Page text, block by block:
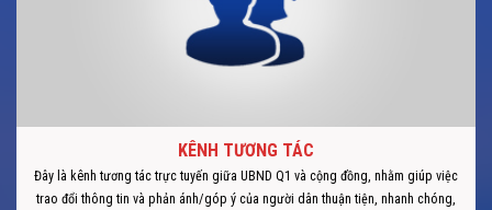
KÊNH TƯƠNG TÁC
Đây là kênh tương tác trực tuyến giữa UBND Q1 và cộng đồng, nhằm giúp việc
trao đổi thông tin và phản ánh/góp ý của người dân thuận tiện, nhanh chóng,